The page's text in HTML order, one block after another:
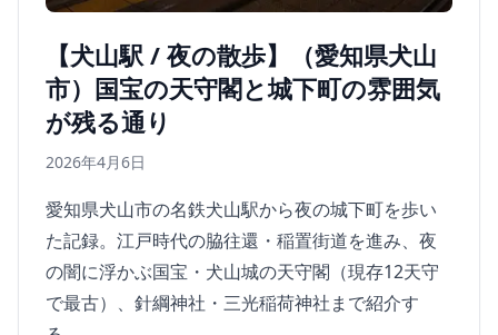
【犬山駅 / 夜の散歩】（愛知県犬山
市）国宝の天守閣と城下町の雰囲気
が残る通り
2026年4月6日
愛知県犬山市の名鉄犬山駅から夜の城下町を歩い
た記録。江戸時代の脇往還・稲置街道を進み、夜
の闇に浮かぶ国宝・犬山城の天守閣（現存12天守
で最古）、針綱神社・三光稲荷神社まで紹介す